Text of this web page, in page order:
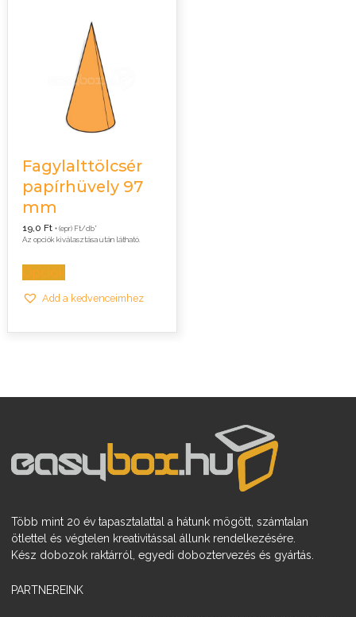
Fagylalttölcsér
papírhüvely 97
mm
19,0Ft + (epr) Ft/db*
Az opciók kiválasztása után látható.
Opciók
Add a kedvenceimhez
Több mint 20 év tapasztalattal a hátunk mögött, számtalan
ötlettel és végtelen kreativitással állunk rendelkezésére.
Kész dobozok raktárról, egyedi doboztervezés és gyártás.
PARTNEREINK